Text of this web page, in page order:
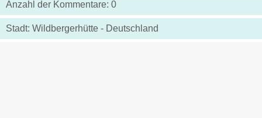
Anzahl der Kommentare: 0
Stadt: Wildbergerhütte - Deutschland